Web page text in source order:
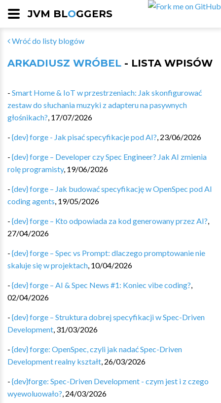
JVM BLOGGERS
Wróć do listy blogów
ARKADIUSZ WRÓBEL - LISTA WPISÓW
- Smart Home & IoT w przestrzeniach: Jak skonfigurować
zestaw do słuchania muzyki z adapteru na pasywnych
głośnikach?, 17/07/2026
- {dev} forge - Jak pisać specyfikacje pod AI?, 23/06/2026
- {dev} forge – Developer czy Spec Engineer? Jak AI zmienia
rolę programisty, 19/06/2026
- {dev} forge – Jak budować specyfikację w OpenSpec pod AI
coding agents, 19/05/2026
- {dev} forge – Kto odpowiada za kod generowany przez AI?,
27/04/2026
- {dev} forge – Spec vs Prompt: dlaczego promptowanie nie
skaluje się w projektach, 10/04/2026
- {dev} forge – AI & Spec News #1: Koniec vibe coding?,
02/04/2026
- {dev} forge – Struktura dobrej specyfikacji w Spec-Driven
Development, 31/03/2026
- {dev} forge: OpenSpec, czyli jak nadać Spec-Driven
Development realny kształt, 26/03/2026
- {dev}forge: Spec-Driven Development - czym jest i z czego
wyewoluowało?, 24/03/2026